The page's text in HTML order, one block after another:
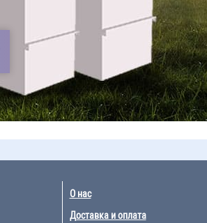
О нас
Доставка и оплата